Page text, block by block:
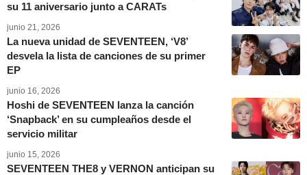
su 11 aniversario junto a CARATs
junio 21, 2026
La nueva unidad de SEVENTEEN, ‘V8’
desvela la lista de canciones de su primer
EP
junio 16, 2026
Hoshi de SEVENTEEN lanza la canción
‘Snapback’ en su cumpleaños desde el
servicio militar
junio 15, 2026
SEVENTEEN THE8 y VERNON anticipan su